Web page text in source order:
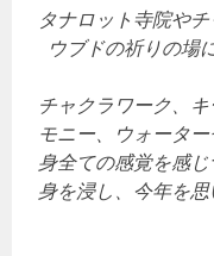
タナロット寺院や
ウブドの祈りの場
チャクラワーク、
モニー、ウォータ
身全ての感覚を感
身を浸し、今年を